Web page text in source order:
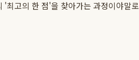
최고의 한 점'을 찾아가는 과정이야말로